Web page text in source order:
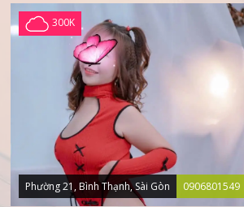
300K
Phường 21, Bình Thạnh, Sài Gòn 0906801549